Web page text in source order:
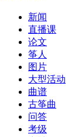
新闻
直播课
论文
筝人
图片
大型活动
曲谱
古筝曲
问答
考级